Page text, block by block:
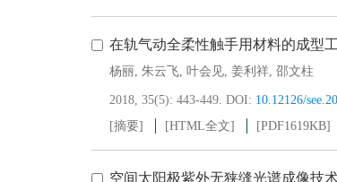
在轨气动全柔性触手用材料的成型
杨丽, 朱云飞, 叶会见, 姜利祥, 邵文柱
2018, 35(5): 443-449. DOI: 10.12126/
[摘要]
[HTML全文] [PDF1619KB]
空间太阳极紫外无狭缝光谱成像技